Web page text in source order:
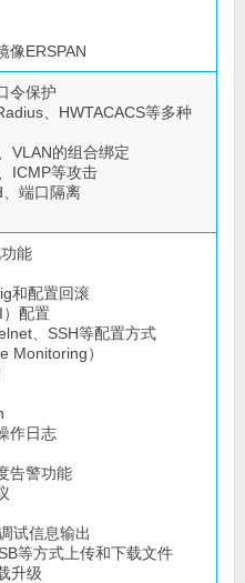
像ERSPAN
令保护
、HWTACACS等多种
VLAN的组合绑定
ICMP等攻击
端口隔离
能
和配置回滚
配置
、SSH等配置方式
Monitoring）
作日志
告警功能
试信息输出
等方式上传和下载文件
升级